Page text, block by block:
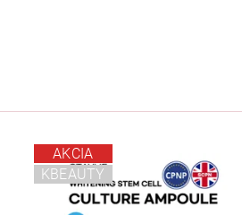
AKCIA
KBEAUTY